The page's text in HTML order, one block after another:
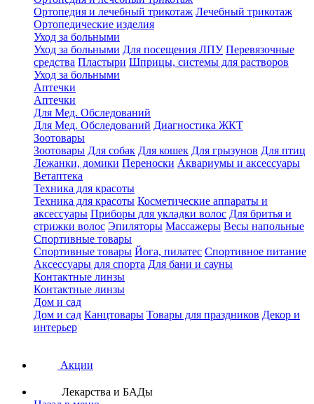
Ортопедия и лечебный трикотаж Лечебный трикотаж
Ортопедические изделия
Уход за больными
Уход за больными Для посещения ЛПУ Перевязочные
средства Пластыри Шприцы, системы для растворов
Уход за больными
Аптечки
Аптечки
Для Мед. Обследований
Для Мед. Обследований Диагностика ЖКТ
Зоотовары
Зоотовары Для собак Для кошек Для грызунов Для птиц
Лежанки, домики Переноски Аквариумы и аксессуары
Ветаптека
Техника для красоты
Техника для красоты Косметические аппараты и
аксессуары Приборы для укладки волос Для бритья и
стрижки волос Эпиляторы Массажеры Весы напольные
Спортивные товары
Спортивные товары Йога, пилатес Спортивное питание
Аксессуары для спорта Для бани и сауны
Контактные линзы
Контактные линзы
Дом и сад
Дом и сад Канцтовары Товары для праздников Декор и
интерьер
Акции
Лекарства и БАДы